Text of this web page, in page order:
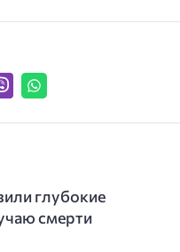
глубокие
смерти